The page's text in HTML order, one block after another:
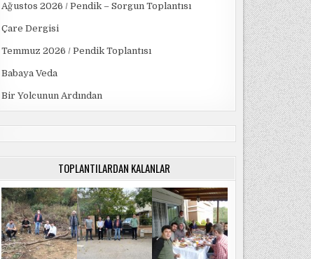
Ağustos 2026 / Pendik – Sorgun Toplantısı
Çare Dergisi
Temmuz 2026 / Pendik Toplantısı
Babaya Veda
Bir Yolcunun Ardından
TOPLANTILARDAN KALANLAR